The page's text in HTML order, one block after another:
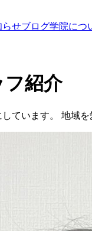
らせブログ学院につ
フ紹介
ています。 地域